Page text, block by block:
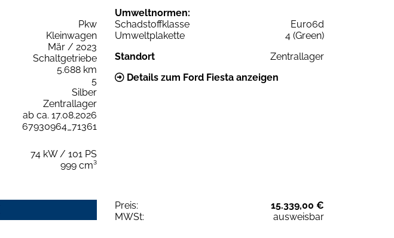
Pkw
Kleinwagen
Mär / 2023
Schaltgetriebe
5.688 km
5
Silber
Zentrallager
ab ca. 17.08.2026
67930964_71361
74 kW / 101 PS
999 cm³
Umweltnormen:
Schadstoffklasse
Euro6d
Umweltplakette
4 (Green)
Standort
Zentrallager
Details zum Ford Fiesta anzeigen
Preis:
15.339,00 €
MWSt:
ausweisbar